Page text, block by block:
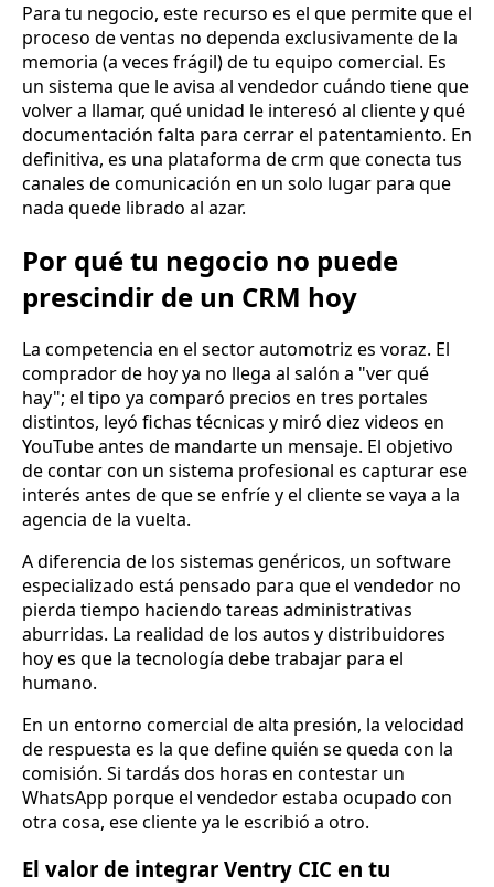
Para tu negocio, este recurso es el que permite que el
proceso de ventas no dependa exclusivamente de la
memoria (a veces frágil) de tu equipo comercial. Es
un sistema que le avisa al vendedor cuándo tiene que
volver a llamar, qué unidad le interesó al cliente y qué
documentación falta para cerrar el patentamiento. En
definitiva, es una plataforma de crm que conecta tus
canales de comunicación en un solo lugar para que
nada quede librado al azar.
Por qué tu negocio no puede
prescindir de un CRM hoy
La competencia en el sector automotriz es voraz. El
comprador de hoy ya no llega al salón a "ver qué
hay"; el tipo ya comparó precios en tres portales
distintos, leyó fichas técnicas y miró diez videos en
YouTube antes de mandarte un mensaje. El objetivo
de contar con un sistema profesional es capturar ese
interés antes de que se enfríe y el cliente se vaya a la
agencia de la vuelta.
A diferencia de los sistemas genéricos, un software
especializado está pensado para que el vendedor no
pierda tiempo haciendo tareas administrativas
aburridas. La realidad de los autos y distribuidores
hoy es que la tecnología debe trabajar para el
humano.
En un entorno comercial de alta presión, la velocidad
de respuesta es la que define quién se queda con la
comisión. Si tardás dos horas en contestar un
WhatsApp porque el vendedor estaba ocupado con
otra cosa, ese cliente ya le escribió a otro.
El valor de integrar Ventry CIC en tu